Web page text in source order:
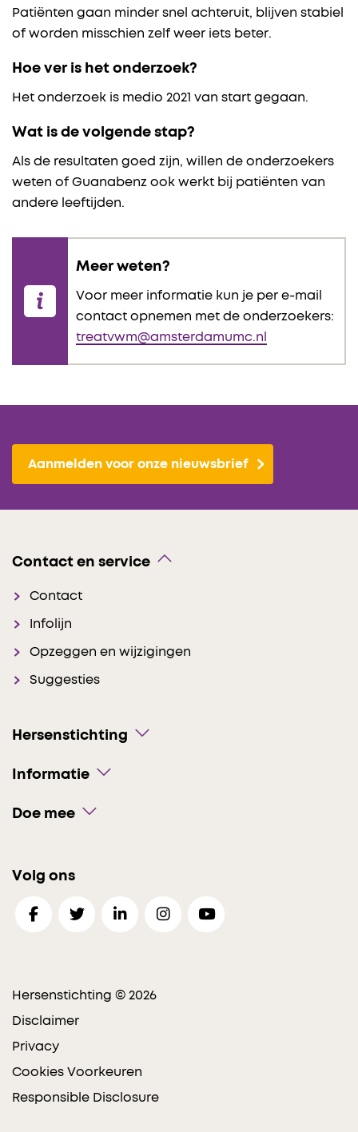
Patiënten gaan minder snel achteruit, blijven stabiel
of worden misschien zelf weer iets beter.
Hoe ver is het onderzoek?
Het onderzoek is medio 2021 van start gegaan.
Wat is de volgende stap?
Als de resultaten goed zijn, willen de onderzoekers
weten of Guanabenz ook werkt bij patiënten van
andere leeftijden.
Meer weten?
Voor meer informatie kun je per e-mail
contact opnemen met de onderzoekers:
treatvwm@amsterdamumc.nl
Aanmelden voor onze nieuwsbrief
Contact en service
Contact
Infolijn
Opzeggen en wijzigingen
Suggesties
Hersenstichting
Informatie
Doe mee
Volg ons
Hersenstichting © 2026
Disclaimer
Privacy
Cookies Voorkeuren
Responsible Disclosure